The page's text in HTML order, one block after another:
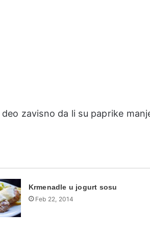
zavisno da li su paprike
Krmenadle u jogurt sosu
Feb 22, 2014